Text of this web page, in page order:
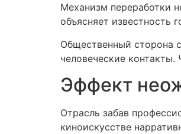
Механизм переработки
объясняет известность
Общественный сторона
человеческие
Эффект
Отрасль забав
киноискусстве